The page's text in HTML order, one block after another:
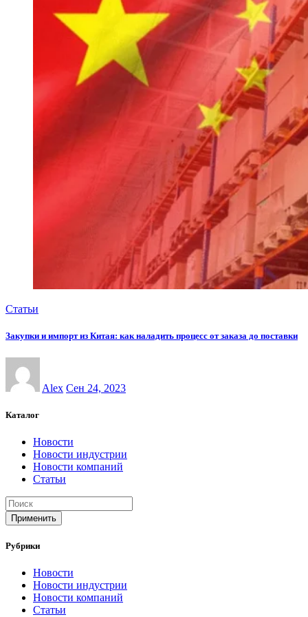
Статьи
Закупки и импорт из Китая: как наладить процесс от заказа до поставки
Alex Сен 24, 2023
Каталог
Новости
Новости индустрии
Новости компаний
Статьи
Применить
Рубрики
Новости
Новости индустрии
Новости компаний
Статьи